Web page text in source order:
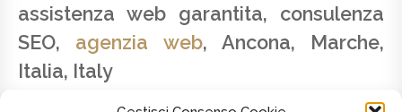
assistenza web garantita, consulenza
SEO, agenzia web, Ancona, Marche,
Italia, Italy